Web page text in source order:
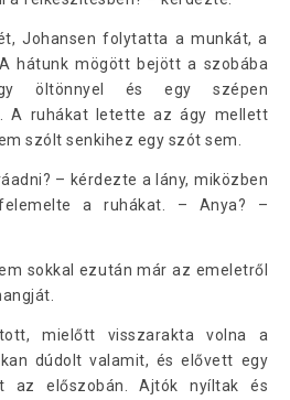
Johansen folytatta a munkát, a
hátunk mögött bejött a szobába
öltönnyel és egy szépen
A ruhákat letette az ágy mellett
szólt senkihez egy szót sem.
– kérdezte a lány, miközben
a ruhákat. – Anya? –
sokkal ezután már az emeletről
mielőtt visszarakta volna a
dúdolt valamit, és elővett egy
az előszobán. Ajtók nyíltak és